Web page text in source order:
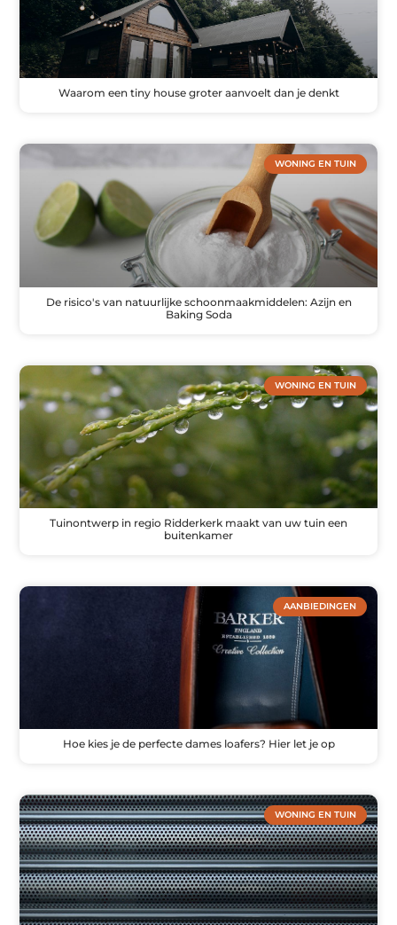
Waarom een tiny house groter aanvoelt dan je denkt
WONING EN TUIN
De risico's van natuurlijke schoonmaakmiddelen: Azijn en
Baking Soda
WONING EN TUIN
Tuinontwerp in regio Ridderkerk maakt van uw tuin een
buitenkamer
AANBIEDINGEN
Hoe kies je de perfecte dames loafers? Hier let je op
WONING EN TUIN